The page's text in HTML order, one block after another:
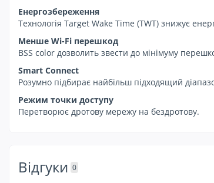
Енергозбереження
Технологія Target Wake Time (TWT) знижує
Менше Wi-Fi перешкод
BSS color дозволить звести до мінімуму
Smart Connect
Розумно підбирає найбільш підходящий
Режим точки доступу
Перетворює дротову мережу на бездротову.
Відгуки 0